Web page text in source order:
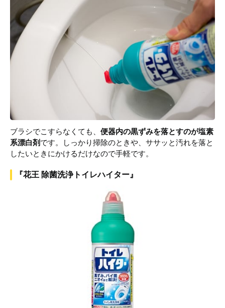
ブラシでこすらなくても、 便器内の黒ずみを落とすのが塩素
系漂白剤 です。しっかり掃除のときや、ササッと汚れを落と
したいときにかけるだけなので手軽です。
『花王 除菌洗浄トイレハイター』